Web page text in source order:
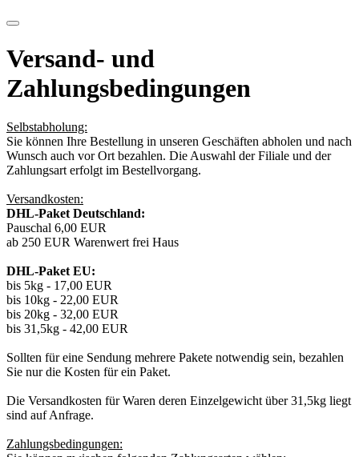
Versand- und
Zahlungsbedingungen
Selbstabholung:
Sie können Ihre Bestellung in unseren Geschäften abholen und nach
Wunsch auch vor Ort bezahlen. Die Auswahl der Filiale und der
Zahlungsart erfolgt im Bestellvorgang.
Versandkosten:
DHL-Paket Deutschland:
Pauschal 6,00 EUR
ab 250 EUR Warenwert frei Haus
DHL-Paket EU:
bis 5kg - 17,00 EUR
bis 10kg - 22,00 EUR
bis 20kg - 32,00 EUR
bis 31,5kg - 42,00 EUR
Sollten für eine Sendung mehrere Pakete notwendig sein, bezahlen
Sie nur die Kosten für ein Paket.
Die Versandkosten für Waren deren Einzelgewicht über 31,5kg liegt
sind auf Anfrage.
Zahlungsbedingungen: